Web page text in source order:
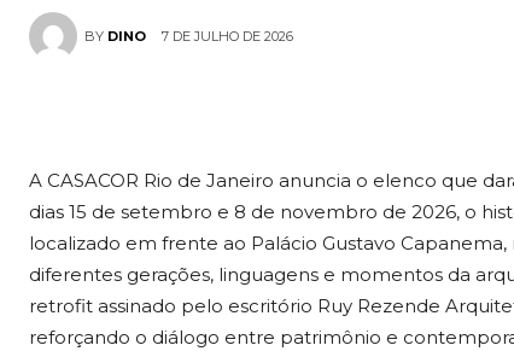
BY DINO 7 DE JULHO DE 2026
A CASACOR Rio de Janeiro anuncia o elenco que
dias 15 de setembro e 8 de novembro de 2026, o
localizado em frente ao Palácio Gustavo
diferentes gerações, linguagens e momentos da
retrofit assinado pelo escritório Ruy Rezende
reforçando o diálogo entre patrimônio e